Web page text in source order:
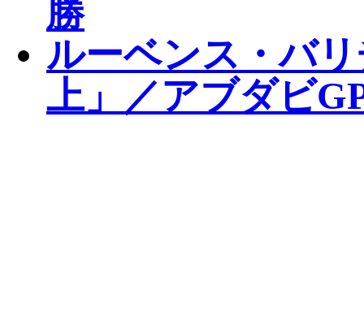
勝
ルーベンス・バ
上」／アブダビ